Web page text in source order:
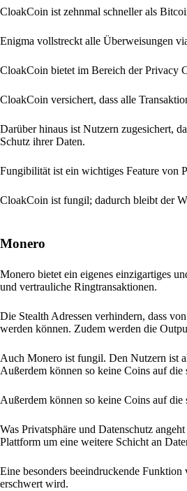
CloakCoin ist zehnmal schneller als
Enigma vollstreckt alle Überweisungen
CloakCoin bietet im Bereich der Privacy
CloakCoin versichert, dass alle
Darüber hinaus ist Nutzern zugesichert,
Schutz ihrer Daten.
Fungibilität ist ein wichtiges Feature von
CloakCoin ist fungil; dadurch bleibt der
Monero
Monero bietet ein eigenes einzigartiges
und vertrauliche Ringtransaktionen.
Die Stealth Adressen verhindern, dass
werden können. Zudem werden die
Auch Monero ist fungil. Den Nutzern ist
Außerdem können so keine Coins auf die
Außerdem können so keine Coins auf die
Was Privatsphäre und Datenschutz
Plattform um eine weitere Schicht an
Eine besonders beeindruckende
erschwert wird.